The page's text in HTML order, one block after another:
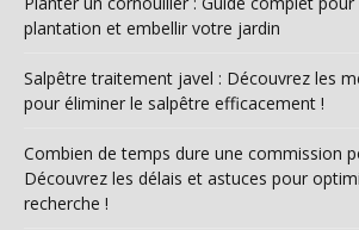
plantation et embellir votre jardin
Salpêtre traitement javel : Découvrez les
pour éliminer le salpêtre efficacement !
Combien de temps dure une commission
Découvrez les délais et astuces pour
recherche !